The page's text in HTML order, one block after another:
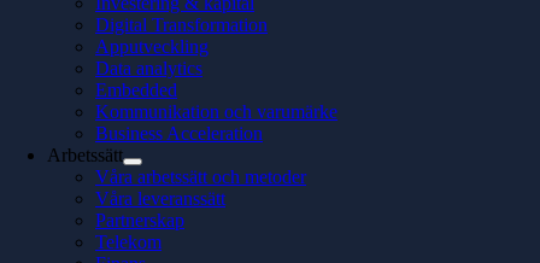
Digital Transformation
Apputveckling
Data analytics
Embedded
Kommunikation och varumärke
Business Acceleration
Arbetssätt
Våra arbetssätt och metoder
Våra leveranssätt
Partnerskap
Telekom